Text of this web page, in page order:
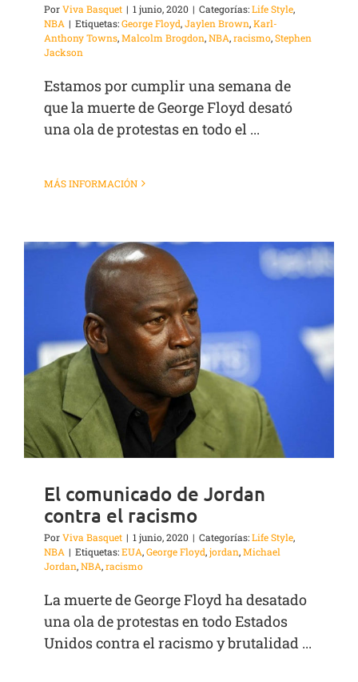
PorViva Basquet | 1 junio, 2020 | Categorías:Life Style,
NBA | Etiquetas:George Floyd,Jaylen Brown,Karl-
Anthony Towns,Malcolm Brogdon,NBA,racismo,Stephen
Jackson
Estamos por cumplir una semana de
que la muerte de George Floyd desató
una ola de protestas en todo el ...
MÁS INFORMACIÓN
El comunicado de Jordan
contra el racismo
PorViva Basquet | 1 junio, 2020 | Categorías:Life Style,
NBA | Etiquetas:EUA,George Floyd,jordan,Michael
Jordan,NBA,racismo
La muerte de George Floyd ha desatado
una ola de protestas en todo Estados
Unidos contra el racismo y brutalidad ...